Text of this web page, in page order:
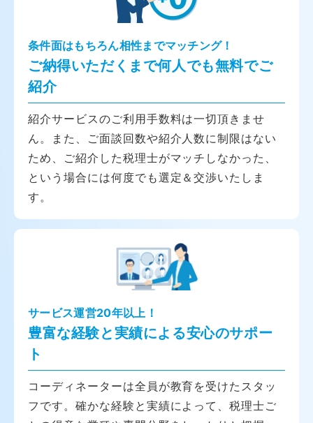
条件面はもちろん相性までマッチング！
ご納得いただくまで何人でも無料でご
紹介
紹介サービスのご利用手数料は一切頂きませ
ん。また、ご面談回数や紹介人数に制限はない
ため、ご紹介した税理士がマッチしなかった、
という場合には何度でも選定＆交渉いたしま
す。
サービス運営20年以上！
豊富な経験と実績による安心のサポー
ト
コーディネーターは全員が教育を受けたスタッ
フです。確かな経験と実績によって、税理士ご